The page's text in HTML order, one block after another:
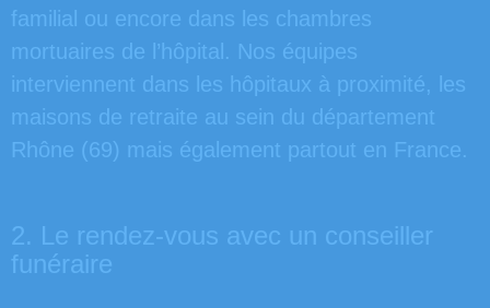
familial ou encore dans les chambres
mortuaires de l’hôpital. Nos équipes
interviennent dans les hôpitaux à proximité, les
maisons de retraite au sein du département
Rhône (69) mais également partout en France.
2. Le rendez-vous avec un conseiller
funéraire